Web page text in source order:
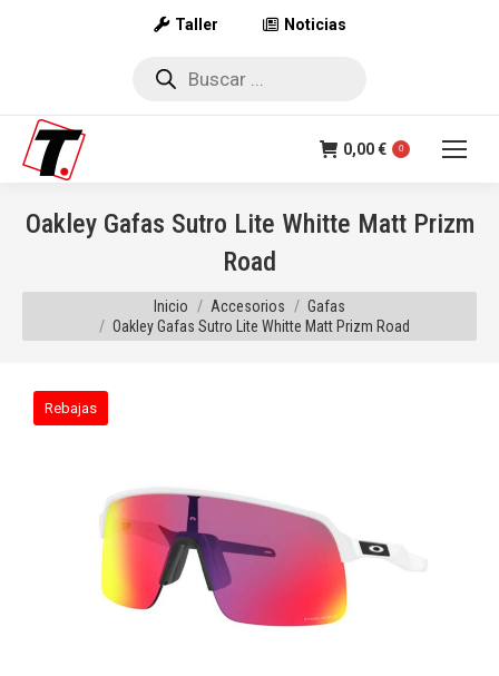
Taller Noticias
Búsqueda
0,00€ 0
Oakley Gafas Sutro Lite Whitte Matt Prizm
Road
Estás aquí:
Inicio Accesorios
Gafas
Oakley Gafas Sutro Lite Whitte Matt Prizm Road
Rebajas